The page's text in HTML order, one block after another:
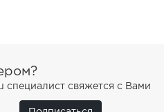
специалист свяжется с Вами